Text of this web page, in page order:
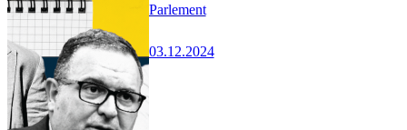
Parlement
03.12.2024